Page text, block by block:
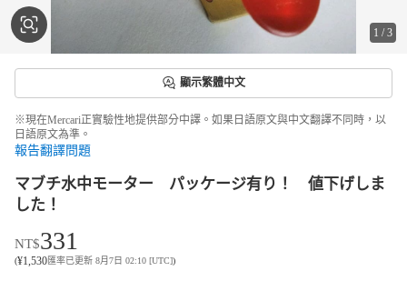
1 /3
顯示繁體中文
※現在Mercari正實驗性地提供部分中譯。如果日語原文與中文翻譯不同時，以
日語原文為準。
報告翻譯問題
マブチ水中モーター パッケージ有り！ 値下げしま
した！
NT$331
(¥1,530匯率已更新 8月7日 02:10 [UTC])